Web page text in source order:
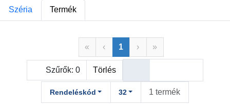
Széria Termék
« ‹ 1 › »
Szűrők:0 Törlés
Rendeléskód 32 1 termék